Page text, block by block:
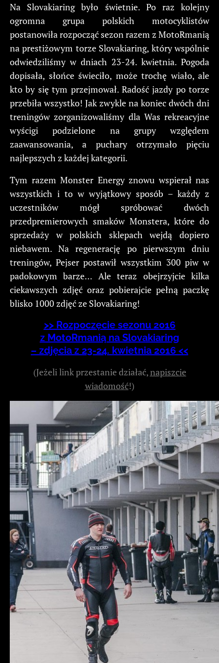
Na Slovakiaring było świetnie. Po raz kolejny
ogromna grupa polskich motocyklistów
postanowiła rozpocząć sezon razem z MotoRmanią
na prestiżowym torze Slovakiaring, który wspólnie
odwiedziliśmy w dniach 23-24. kwietnia. Pogoda
dopisała, słońce świeciło, może trochę wiało, ale
kto by się tym przejmował. Radość jazdy po torze
przebiła wszystko! Jak zwykle na koniec dwóch dni
treningów zorganizowaliśmy dla Was rekreacyjne
wyścigi podzielone na grupy względem
zaawansowania, a puchary otrzymało pięciu
najlepszych z każdej kategorii.
Tym razem Monster Energy znowu wspierał nas
wszystkich i to w wyjątkowy sposób – każdy z
uczestników mógł spróbować dwóch
przedpremierowych smaków Monstera, które do
sprzedaży w polskich sklepach wejdą dopiero
niebawem. Na regenerację po pierwszym dniu
treningów, Pejser postawił wszystkim 300 piw w
padokowym barze… Ale teraz obejrzyjcie kilka
ciekawszych zdjęć oraz pobierajcie pełną paczkę
blisko 1000 zdjęć ze Slovakiaring!
>> Rozpoczęcie sezonu 2016
z MotoRmanią na Slovakiaring
– zdjęcia z 23-24. kwietnia 2016 <<
(Jeżeli link przestanie działać,napiszcie
wiadomość!)